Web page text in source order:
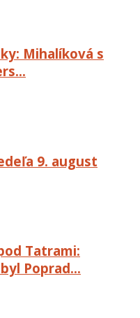
Mihalíková s
9. august
Tatrami:
Poprad…